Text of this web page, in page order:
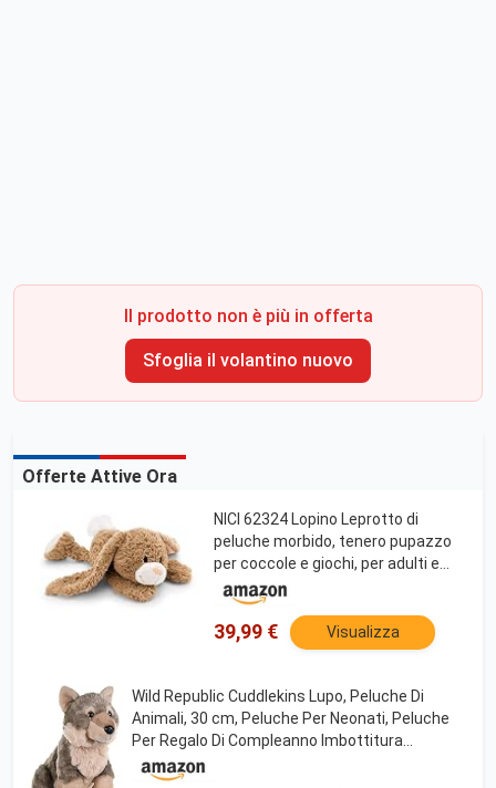
Il prodotto non è più in offerta
Sfoglia il volantino nuovo
Offerte Attive Ora
NICI 62324 Lopino Leprotto di
peluche morbido, tenero pupazzo
per coccole e giochi, per adulti e
bambini, 50 cm, marrone
39,99 € Visualizza
Wild Republic Cuddlekins Lupo, Peluche Di
Animali, 30 cm, Peluche Per Neonati, Peluche
Per Regalo Di Compleanno Imbottitura
Realizzata Partendo Da Bottiglie Riciclate